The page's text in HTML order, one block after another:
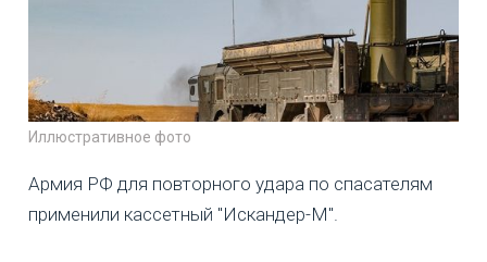
Иллюстративное фото
Армия РФ для повторного удара по спасателям
применили кассетный "Искандер-М".